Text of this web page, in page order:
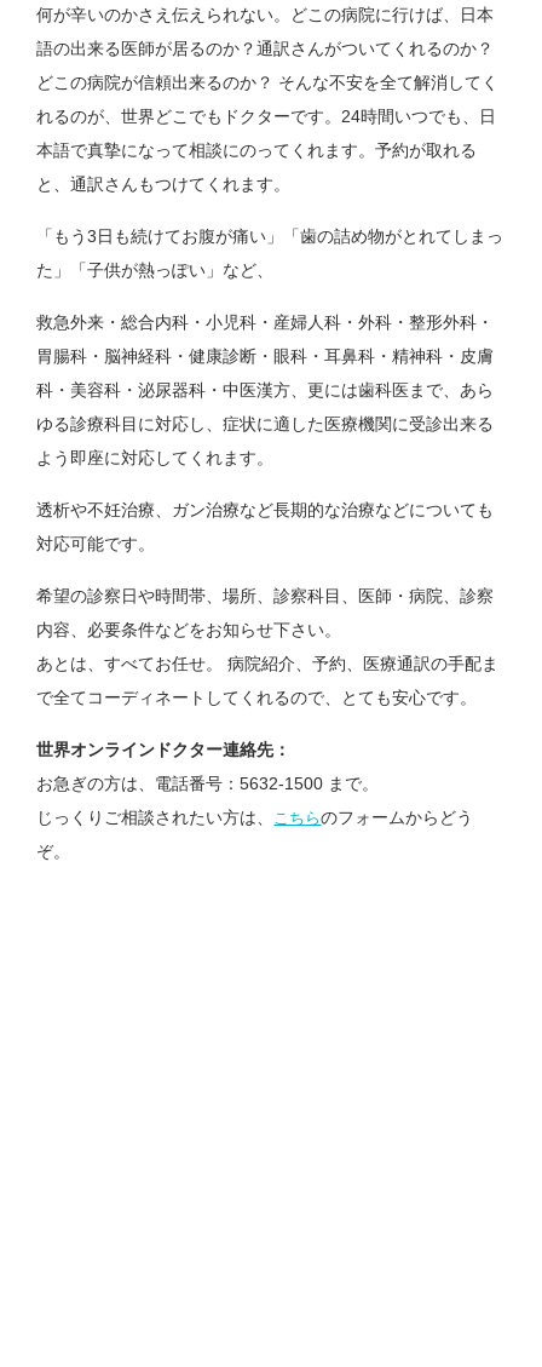
何が辛いのかさえ伝えられない。どこの病院に行けば、日本
語の出来る医師が居るのか？通訳さんがついてくれるのか？
どこの病院が信頼出来るのか？ そんな不安を全て解消してく
れるのが、世界どこでもドクターです。24時間いつでも、日
本語で真摯になって相談にのってくれます。予約が取れる
と、通訳さんもつけてくれます。
「もう3日も続けてお腹が痛い」「歯の詰め物がとれてしまっ
た」「子供が熱っぽい」など、
救急外来・総合内科・小児科・産婦人科・外科・整形外科・
胃腸科・脳神経科・健康診断・眼科・耳鼻科・精神科・皮膚
科・美容科・泌尿器科・中医漢方、更には歯科医まで、あら
ゆる診療科目に対応し、症状に適した医療機関に受診出来る
よう即座に対応してくれます。
透析や不妊治療、ガン治療など長期的な治療などについても
対応可能です。
希望の診察日や時間帯、場所、診察科目、医師・病院、診察
内容、必要条件などをお知らせ下さい。
あとは、すべてお任せ。 病院紹介、予約、医療通訳の手配ま
で全てコーディネートしてくれるので、とても安心です。
世界オンラインドクター連絡先：
お急ぎの方は、電話番号：5632-1500 まで。
じっくりご相談されたい方は、 こちらのフォームからどう
ぞ。